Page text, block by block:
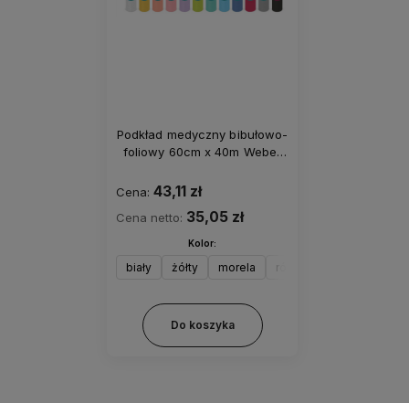
Podkład medyczny bibułowo-
foliowy 60cm x 40m Weber
Cena: 43,11 zł
Cena netto: 35,05 zł
Kolor:
biały żółty morela różowy
Do koszyka